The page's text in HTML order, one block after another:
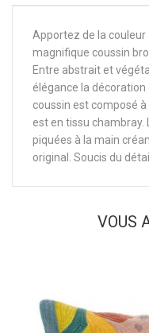
Apportez de la
magnifique coussin
Entre abstrait et
élégance la
coussin est composé
est en tissu
piquées à la main
original. Soucis du
VOUS